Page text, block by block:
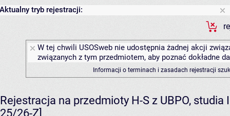
Aktualny tryb rejestracji:
W tej chwili USOSweb nie udostępnia żadnej akcji
związanych z tym przedmiotem, aby poznać dokładne
Informacji o terminach i zasadach rejestracji
Rejestracja na przedmioty H-S z UBPO,
25/26-Z]